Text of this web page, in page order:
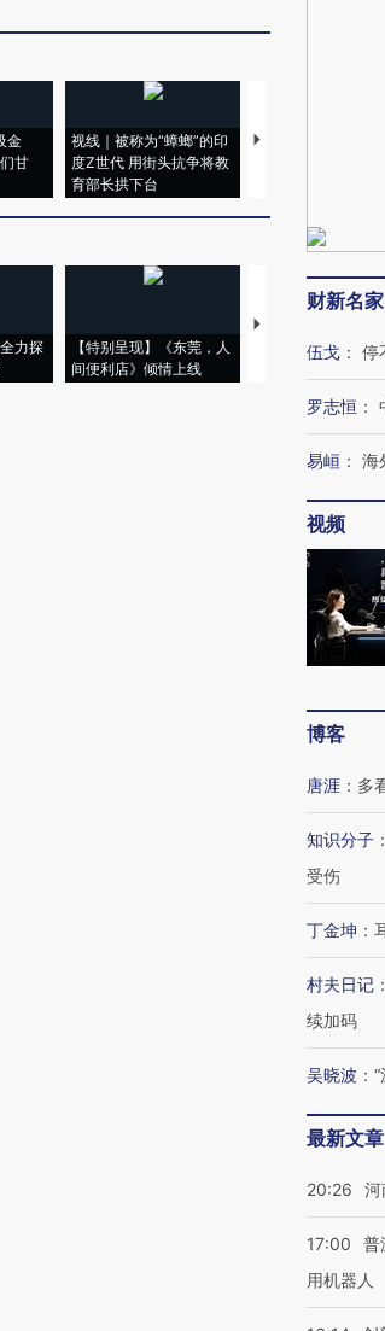
金
甘
视线｜被称为“蟑螂”的印
度Z世代 用街头抗争将教
育部长拱下台
视线｜“入侵”还是“
力探
【特别呈现】《东莞，人
间便利店》倾情上线
【推广】走进第四届
会，让数智科技“链
财新名家
伍戈 ： 停
罗志恒 ：
易峘 ： 海
视频
博客
唐涯 ： 多
知识分子 ：
受伤
丁金坤 ：
村夫日记 ：
续加码
吴晓波 ：
最新文章
20:26 河
17:00
普
用机器人